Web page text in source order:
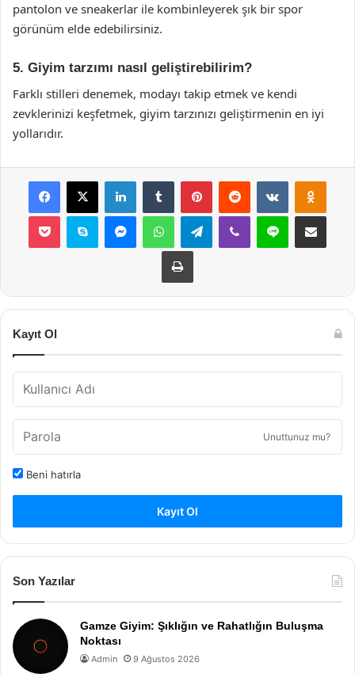
pantolon ve sneakerlar ile kombinleyerek şık bir spor
görünüm elde edebilirsiniz.
5. Giyim tarzımı nasıl geliştirebilirim?
Farklı stilleri denemek, modayı takip etmek ve kendi
zevklerinizi keşfetmek, giyim tarzınızı geliştirmenin en iyi
yollarıdır.
Facebook
X LinkedInTumblr PinterestReddit VKontakte
Pocket Skype MessengerWhatsAppTelegramViber Line E-Posta ile
Yazdır
Kayıt Ol
Unuttunuz mu?
Beni hatırla
Kayıt Ol
Son Yazılar
Gamze Giyim: Şıklığın ve Rahatlığın Buluşma
Noktası
Admin 9 Ağustos 2026